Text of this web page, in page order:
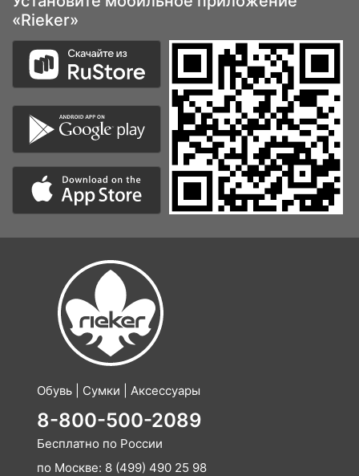
«Rieker»
Обувь | Сумки | Аксессуары
8-800-500-2089
Бесплатно по России
по Москве: 8 (499) 490 25 98